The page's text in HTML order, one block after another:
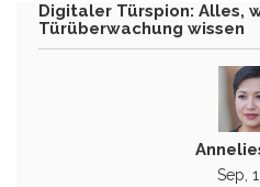
Digitaler Türspion: Alles,
Türüberwachung wissen
Sep,